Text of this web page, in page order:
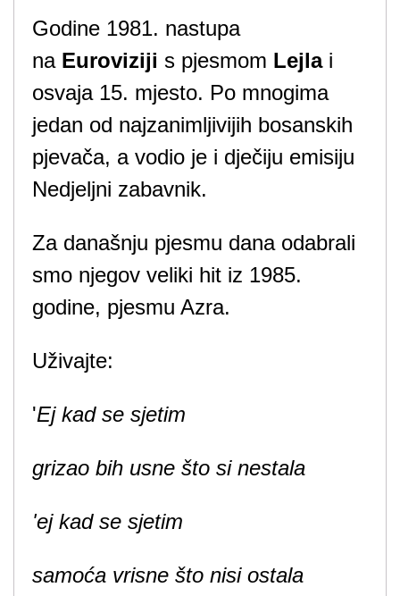
Godine 1981. nastupa
na Euroviziji s pjesmom Lejlai
osvaja 15. mjesto. Po mnogima
jedan od najzanimljivijih bosanskih
pjevača, a vodio je i dječiju emisiju
Nedjeljni zabavnik.
Za današnju pjesmu dana odabrali
smo njegov veliki hit iz 1985.
godine, pjesmu Azra.
Uživajte:
'Ej kad se sjetim
grizao bih usne što si nestala
'ej kad se sjetim
samoća vrisne što nisi ostala